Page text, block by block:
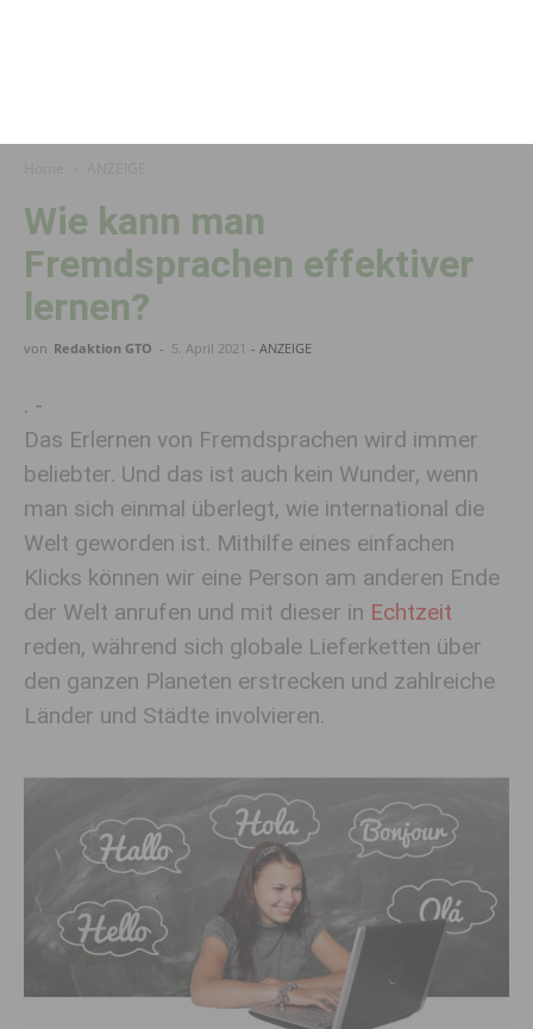
Wie kann man
Fremdsprachen effektiver
lernen?
von Redaktion GTO - 5. April 2021 - ANZEIGE
. -
Das Erlernen von Fremdsprachen wird immer
beliebter. Und das ist auch kein Wunder, wenn
man sich einmal überlegt, wie international die
Welt geworden ist. Mithilfe eines einfachen
Klicks können wir eine Person am anderen Ende
der Welt anrufen und mit dieser in Echtzeit
reden, während sich globale Lieferketten über
den ganzen Planeten erstrecken und zahlreiche
Länder und Städte involvieren.